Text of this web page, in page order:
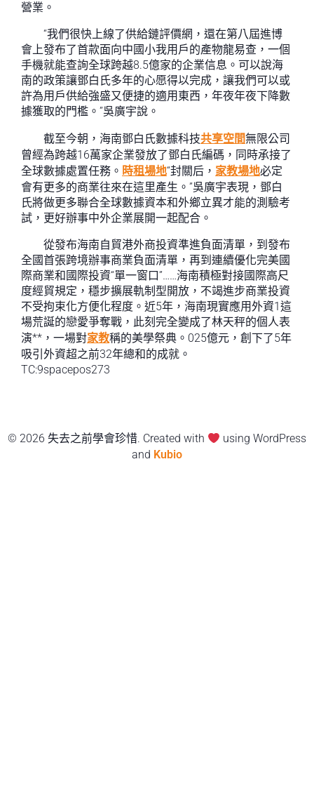
營業。
“我們很快上線了供給鏈評價網，還在第八屆進博
會上發布了首款面向中國小我用戶的產物龍易查，一個
手機就能查詢全球跨越8.5億家的企業信息。可以說海
南的政策讓鄧白氏多年的心愿得以完成，讓我們可以或
許為用戶供給強盛又便捷的適用東西，年夜年夜下降數
據獲取的門檻。”吳廣宇說。
截至今朝，海南鄧白氏數據科技共享空間無限公司
曾經為跨越16萬家企業發放了鄧白氏編碼，同時承接了
全球數據處置任務。 時租場地“封關后， 家教場地必定
會有更多的商業往來在這里產生。”吳廣宇表現，鄧白
氏將做更多聯合全球數據資本和外鄉立異才能的測驗考
試，更好辦事中外企業展開一起配合。
從發布海南自貿港外商投資準進負面清單，到發布
全國首張跨境辦事商業負面清單，再到連續優化完美國
際商業和國際投資“單一窗口”……海南積極對接國際高尺
度經貿規定，穩步擴展軌制型開放，不竭進步商業投資
不受拘束化方便化程度。近5年，海南現實應用外資1這
場荒誕的戀愛爭奪戰，此刻完全變成了林天秤的個人表
演**，一場對家教稱的美學祭典。025億元，創下了5年
吸引外資超之前32年總和的成就。
TC:9spacepos273
© 2026 失去之前學會珍惜. Created with
using WordPress
and Kubio